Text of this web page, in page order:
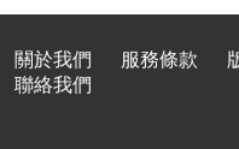
關於我們 服務條款
聯絡我們